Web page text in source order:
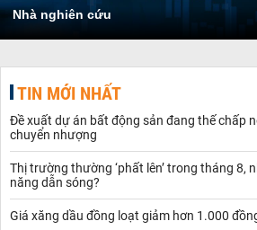
Nhà nghiên cứu
TIN MỚI NHẤT
Đề xuất dự án bất động sản đang thế chấp
chuyển nhượng
Thị trường thường ‘phất lên’ trong tháng 8,
năng dẫn sóng?
Giá xăng dầu đồng loạt giảm hơn 1.000